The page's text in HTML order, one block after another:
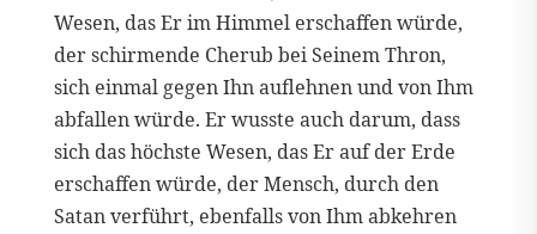
Wesen, das Er im Himmel erschaffen würde,
der schirmende Cherub bei Seinem Thron,
sich einmal gegen Ihn auflehnen und von Ihm
abfallen würde. Er wusste auch darum, dass
sich das höchste Wesen, das Er auf der Erde
erschaffen würde, der Mensch, durch den
Satan verführt, ebenfalls von Ihm abkehren